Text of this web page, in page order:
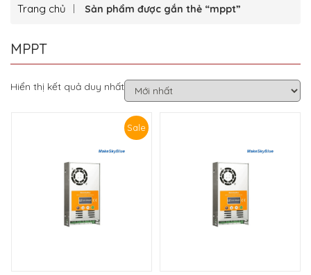
Trang chủ Sản phẩm được gắn thẻ “mppt”
MPPT
Hiển thị kết quả duy nhất
Sale